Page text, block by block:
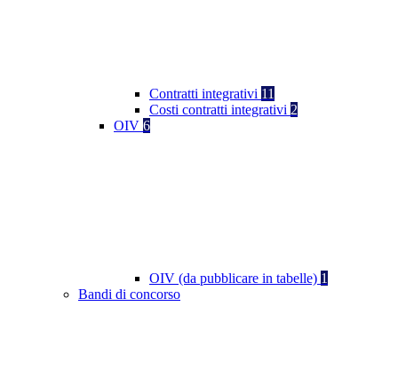
Contratti integrativi 11
Costi contratti integrativi 2
OIV 6
OIV (da pubblicare in tabelle) 1
Bandi di concorso